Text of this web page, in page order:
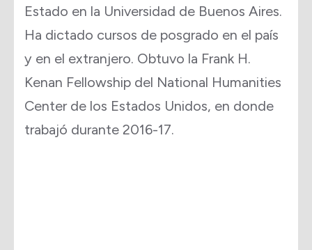
Estado en la Universidad de Buenos Aires.
Ha dictado cursos de posgrado en el país
y en el extranjero. Obtuvo la Frank H.
Kenan Fellowship del National Humanities
Center de los Estados Unidos, en donde
trabajó durante 2016-17.